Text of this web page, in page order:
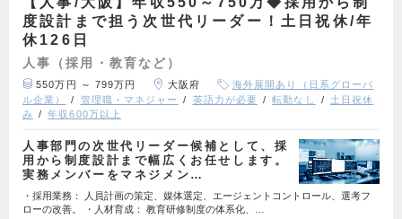
度設計まで担う次世代リーダー！土日祝休/年
休126日
人事（採用・教育など）
550万円 ～ 799万円 大阪府
海外展開あり（日系グローバ
ル企業）
管理職・マネジャー 英語力が必要 転勤なし
土日祝休
み
年収600万以上
人事部門の次世代リーダー候補として、採
用から制度設計まで幅広くお任せします。
実務メンバーをマネジメン…
・採用業務： 人員計画の策定、媒体選定、エージェントコントロール、選考フ
ローの改善。 ・人材育成： 教育研修制度の体系化、…